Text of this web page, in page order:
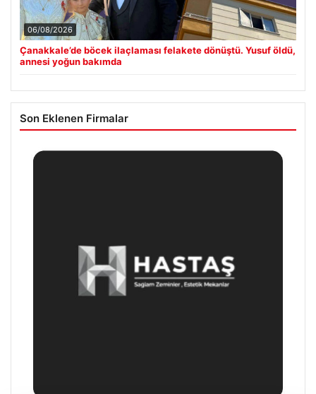
06/08/2026
Çanakkale’de böcek ilaçlaması felakete dönüştü. Yusuf öldü,
annesi yoğun bakımda
Son Eklenen Firmalar